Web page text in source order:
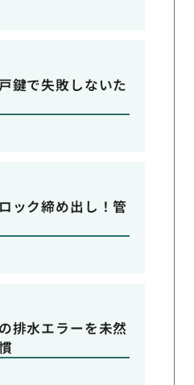
鍵で失敗しないた
ック締め出し！管
排水エラーを未然